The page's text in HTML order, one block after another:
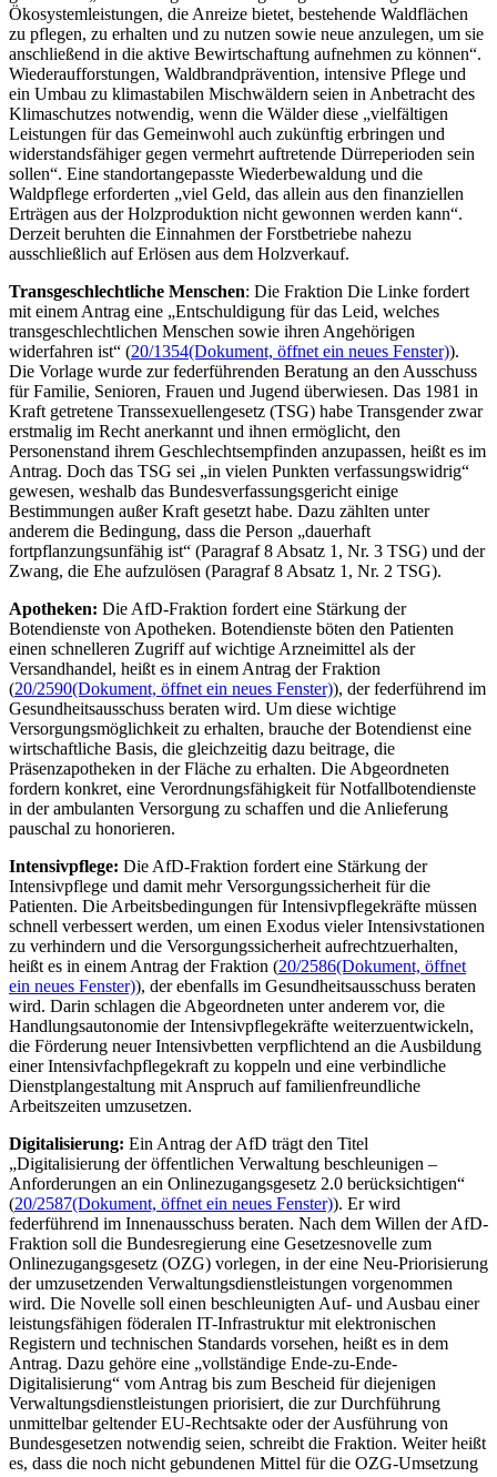
Ökosystemleistungen, die Anreize bietet, bestehende Waldflächen
zu pflegen, zu erhalten und zu nutzen sowie neue anzulegen, um sie
anschließend in die aktive Bewirtschaftung aufnehmen zu können“.
Wiederaufforstungen, Waldbrandprävention, intensive Pflege und
ein Umbau zu klimastabilen Mischwäldern seien in Anbetracht des
Klimaschutzes notwendig, wenn die Wälder diese „vielfältigen
Leistungen für das Gemeinwohl auch zukünftig erbringen und
widerstandsfähiger gegen vermehrt auftretende Dürreperioden sein
sollen“. Eine standortangepasste Wiederbewaldung und die
Waldpflege erforderten „viel Geld, das allein aus den finanziellen
Erträgen aus der Holzproduktion nicht gewonnen werden kann“.
Derzeit beruhten die Einnahmen der Forstbetriebe nahezu
ausschließlich auf Erlösen aus dem Holzverkauf.
Transgeschlechtliche Menschen: Die Fraktion Die Linke fordert
mit einem Antrag eine „Entschuldigung für das Leid, welches
transgeschlechtlichen Menschen sowie ihren Angehörigen
widerfahren ist“ (20/1354(Dokument, öffnet ein neues Fenster)).
Die Vorlage wurde zur federführenden Beratung an den Ausschuss
für Familie, Senioren, Frauen und Jugend überwiesen. Das 1981 in
Kraft getretene Transsexuellengesetz (TSG) habe Transgender zwar
erstmalig im Recht anerkannt und ihnen ermöglicht, den
Personenstand ihrem Geschlechtsempfinden anzupassen, heißt es im
Antrag. Doch das TSG sei „in vielen Punkten verfassungswidrig“
gewesen, weshalb das Bundesverfassungsgericht einige
Bestimmungen außer Kraft gesetzt habe. Dazu zählten unter
anderem die Bedingung, dass die Person „dauerhaft
fortpflanzungsunfähig ist“ (Paragraf 8 Absatz 1, Nr. 3 TSG) und der
Zwang, die Ehe aufzulösen (Paragraf 8 Absatz 1, Nr. 2 TSG).
Apotheken: Die AfD-Fraktion fordert eine Stärkung der
Botendienste von Apotheken. Botendienste böten den Patienten
einen schnelleren Zugriff auf wichtige Arzneimittel als der
Versandhandel, heißt es in einem Antrag der Fraktion
(20/2590(Dokument, öffnet ein neues Fenster)), der federführend im
Gesundheitsausschuss beraten wird. Um diese wichtige
Versorgungsmöglichkeit zu erhalten, brauche der Botendienst eine
wirtschaftliche Basis, die gleichzeitig dazu beitrage, die
Präsenzapotheken in der Fläche zu erhalten. Die Abgeordneten
fordern konkret, eine Verordnungsfähigkeit für Notfallbotendienste
in der ambulanten Versorgung zu schaffen und die Anlieferung
pauschal zu honorieren.
Intensivpflege: Die AfD-Fraktion fordert eine Stärkung der
Intensivpflege und damit mehr Versorgungssicherheit für die
Patienten. Die Arbeitsbedingungen für Intensivpflegekräfte müssen
schnell verbessert werden, um einen Exodus vieler Intensivstationen
zu verhindern und die Versorgungssicherheit aufrechtzuerhalten,
heißt es in einem Antrag der Fraktion (20/2586(Dokument, öffnet
ein neues Fenster)), der ebenfalls im Gesundheitsausschuss beraten
wird. Darin schlagen die Abgeordneten unter anderem vor, die
Handlungsautonomie der Intensivpflegekräfte weiterzuentwickeln,
die Förderung neuer Intensivbetten verpflichtend an die Ausbildung
einer Intensivfachpflegekraft zu koppeln und eine verbindliche
Dienstplangestaltung mit Anspruch auf familienfreundliche
Arbeitszeiten umzusetzen.
Digitalisierung: Ein Antrag der AfD trägt den Titel
„Digitalisierung der öffentlichen Verwaltung beschleunigen –
Anforderungen an ein Onlinezugangsgesetz 2.0 berücksichtigen“
(20/2587(Dokument, öffnet ein neues Fenster)). Er wird
federführend im Innenausschuss beraten. Nach dem Willen der AfD-
Fraktion soll die Bundesregierung eine Gesetzesnovelle zum
Onlinezugangsgesetz (OZG) vorlegen, in der eine Neu-Priorisierung
der umzusetzenden Verwaltungsdienstleistungen vorgenommen
wird. Die Novelle soll einen beschleunigten Auf- und Ausbau einer
leistungsfähigen föderalen IT-Infrastruktur mit elektronischen
Registern und technischen Standards vorsehen, heißt es in dem
Antrag. Dazu gehöre eine „vollständige Ende-zu-Ende-
Digitalisierung“ vom Antrag bis zum Bescheid für diejenigen
Verwaltungsdienstleistungen priorisiert, die zur Durchführung
unmittelbar geltender EU-Rechtsakte oder der Ausführung von
Bundesgesetzen notwendig seien, schreibt die Fraktion. Weiter heißt
es, dass die noch nicht gebundenen Mittel für die OZG-Umsetzung